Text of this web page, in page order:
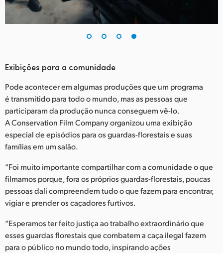
Exibições para a comunidade
Pode acontecer em algumas produções que um programa
é transmitido para todo o mundo, mas as pessoas que
participaram da produção nunca conseguem vê-lo.
A Conservation Film Company organizou uma exibição
especial de episódios para os guardas-florestais e suas
famílias em um salão.
“Foi muito importante compartilhar com a comunidade o que
filmamos porque, fora os próprios guardas-florestais, poucas
pessoas dali compreendem tudo o que fazem para encontrar,
vigiar e prender os caçadores furtivos.
“Esperamos ter feito justiça ao trabalho extraordinário que
esses guardas florestais que combatem a caça ilegal fazem
para o público no mundo todo, inspirando ações